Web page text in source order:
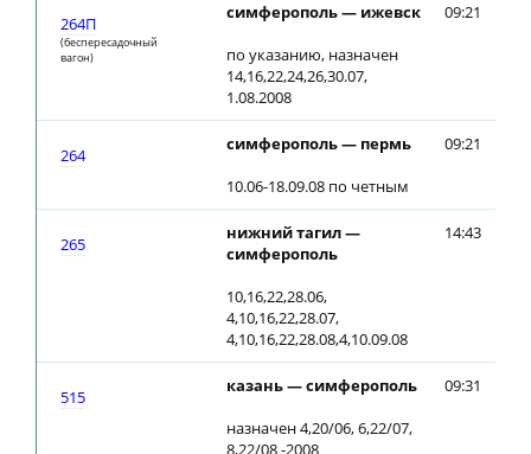
264П
(беспересадочный
вагон)
симферополь — ижевск
по указанию, назначен
14,16,22,24,26,30.07,
1.08.2008
09:21
264
симферополь — пермь
10.06-18.09.08 по четным
09:21
265
нижний тагил —
симферополь
10,16,22,28.06,
4,10,16,22,28.07,
4,10,16,22,28.08,4,10.09.08
14:43
515
казань — симферополь
назначен 4,20/06, 6,22/07,
8,22/08 -2008
09:31